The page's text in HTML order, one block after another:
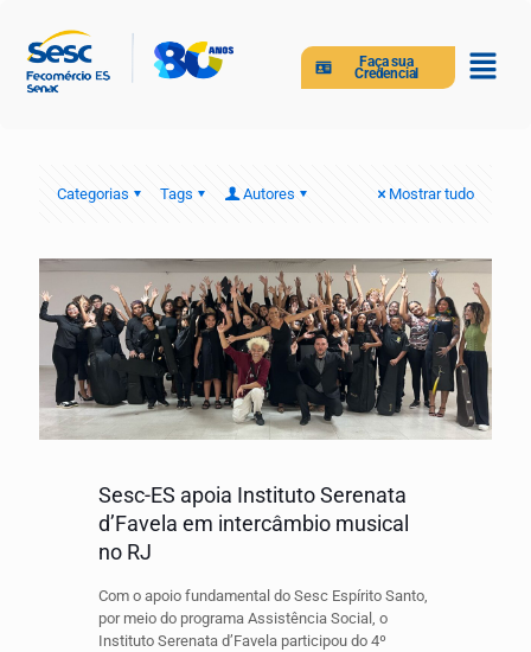
Faça sua
Credencial
Categorias Tags Autores Mostrar tudo
Sesc-ES apoia Instituto Serenata
d’Favela em intercâmbio musical
no RJ
Com o apoio fundamental do Sesc Espírito Santo,
por meio do programa Assistência Social, o
Instituto Serenata d’Favela participou do 4º